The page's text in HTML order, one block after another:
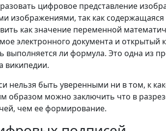
цифровое представление
изображениями, так как
как значение переменной
электронного документа и открытый
ли формула. Это одна из
википедии.
быть уверенными ни в том, к
образом можно заключить что в
чем ее формирование.